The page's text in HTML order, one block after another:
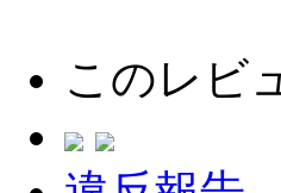
このレビ